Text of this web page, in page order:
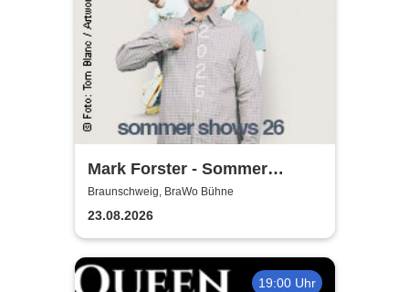
Mark Forster - Sommer
Shows 2026
Braunschweig, BraWo Bühne
23.08.2026
19:00 Uhr